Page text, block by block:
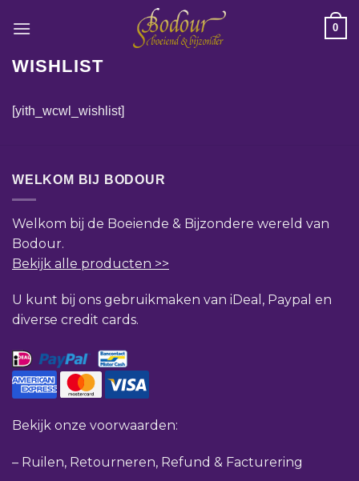
naar
0
WISHLIST
[yith_wcwl_wishlist]
WELKOM BIJ BODOUR
Welkom bij de Boeiende & Bijzondere wereld van
Bodour.
Bekijk alle producten >>
U kunt bij ons gebruikmaken van iDeal, Paypal en
diverse credit cards.
Bekijk onze voorwaarden:
– Ruilen, Retourneren, Refund & Facturering